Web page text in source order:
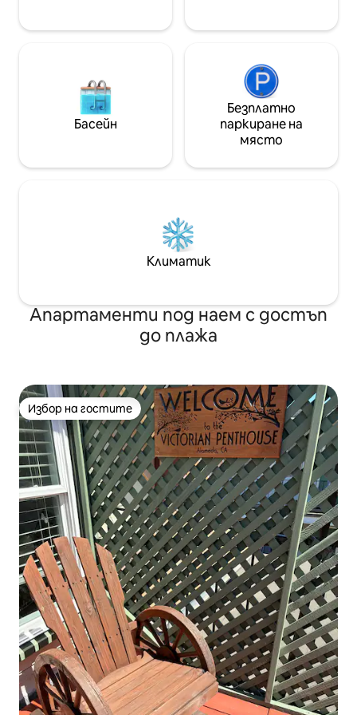
Басейн
Безплатно
паркиране на
място
Климатик
Апартаменти под наем с достъп
до плажа
Избор на гостите
Избор на гостите